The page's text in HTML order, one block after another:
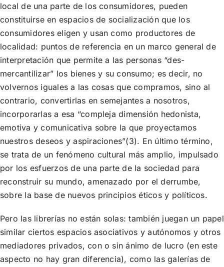
local de una parte de los consumidores, pueden
constituirse en espacios de socialización que los
consumidores eligen y usan como productores de
localidad: puntos de referencia en un marco general de
interpretación que permite a las personas “des-
mercantilizar” los bienes y su consumo; es decir, no
volvernos iguales a las cosas que compramos, sino al
contrario, convertirlas en semejantes a nosotros,
incorporarlas a esa “compleja dimensión hedonista,
emotiva y comunicativa sobre la que proyectamos
nuestros deseos y aspiraciones”(3). En último término,
se trata de un fenómeno cultural más amplio, impulsado
por los esfuerzos de una parte de la sociedad para
reconstruir su mundo, amenazado por el derrumbe,
sobre la base de nuevos principios éticos y políticos.
Pero las librerías no están solas: también juegan un papel
similar ciertos espacios asociativos y autónomos y otros
mediadores privados, con o sin ánimo de lucro (en este
aspecto no hay gran diferencia), como las galerías de